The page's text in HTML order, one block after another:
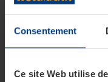
Consentement
Ce site Web utilise